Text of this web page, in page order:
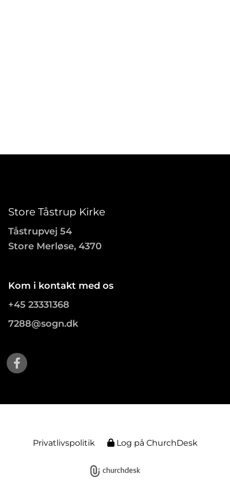
Store Tåstrup Kirke
Tåstrupvej 54
Store Merløse, 4370
Kom i kontakt med os
+45 23331368
7288@sogn.dk
Privatlivspolitik Log på ChurchDesk